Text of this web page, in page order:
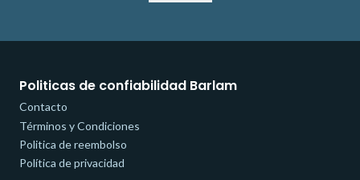
Politicas de confiabilidad Barlam
Contacto
Términos y Condiciones
Politica de reembolso
Política de privacidad